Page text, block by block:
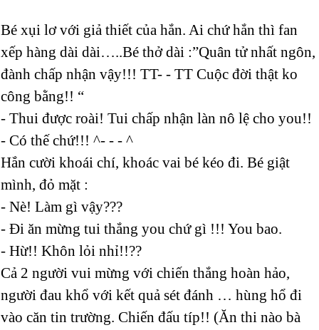
Bé xụi lơ với giả thiết của hắn. Ai chứ hắn thì fan
xếp hàng dài dài…..Bé thở dài :”Quân tử nhất ngôn,
đành chấp nhận vậy!!! TT- - TT Cuộc đời thật ko
công bằng!! “
- Thui được roài! Tui chấp nhận làn nô lệ cho you!!
- Có thế chứ!!! ^- - - ^
Hắn cười khoái chí, khoác vai bé kéo đi. Bé giật
mình, đỏ mặt :
- Nè! Làm gì vậy???
- Đi ăn mừng tui thắng you chứ gì !!! You bao.
- Hừ!! Khôn lỏi nhỉ!!??
Cả 2 người vui mừng với chiến thắng hoàn hảo,
người đau khổ với kết quả sét đánh … hùng hổ đi
vào căn tin trường. Chiến đấu típ!! (Ăn thi nào bà